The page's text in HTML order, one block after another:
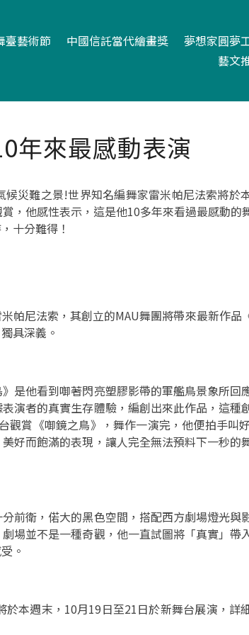
臺藝術節 中國信託當代繪畫獎
夢想家圓夢
藝文
年來最感動表演
災難之景!世界知名編舞家雷米帕尼法索將於
，他感性表示，這是他10多年來看過最感動的
十分難得！
帕尼法索，其創立的MAU舞團將帶來最新作品
具深義。
是他看到啣著閃亮塑膠影帶的軍艦鳥景象所回
演者的真實生存體驗，編創出來此作品，這種
賞《啣鏡之鳥》，舞作一演完，他便拍手叫
好而飽滿的表現，讓人完全無法預料下一秒的
前衛，偌大的黑色空間，搭配西方劇場燈光與
場並不是一種奇觀，他一直試圖將「真實」帶
。
本週末，10月19日至21日於新舞台展演，詳